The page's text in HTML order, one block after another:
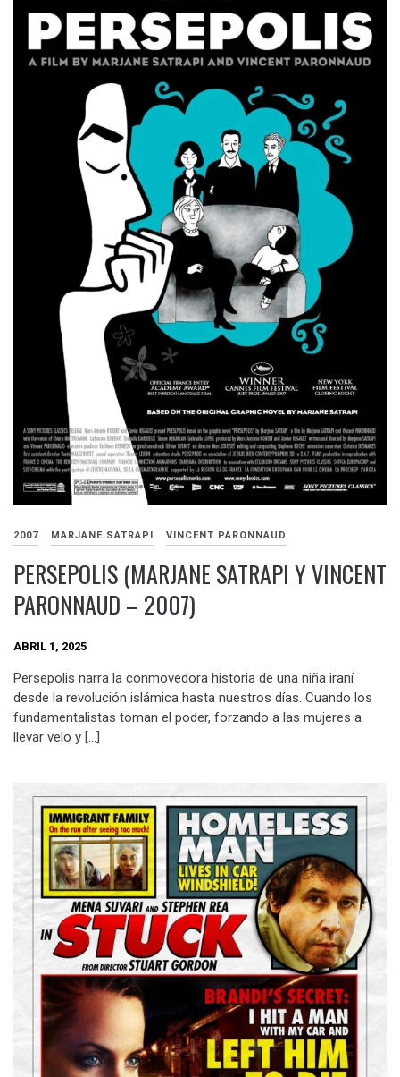
2007 MARJANE SATRAPI VINCENT PARONNAUD
PERSEPOLIS (MARJANE SATRAPI Y VINCENT
PARONNAUD – 2007)
ABRIL 1, 2025
Persepolis narra la conmovedora historia de una niña iraní
desde la revolución islámica hasta nuestros días. Cuando los
fundamentalistas toman el poder, forzando a las mujeres a
llevar velo y […]